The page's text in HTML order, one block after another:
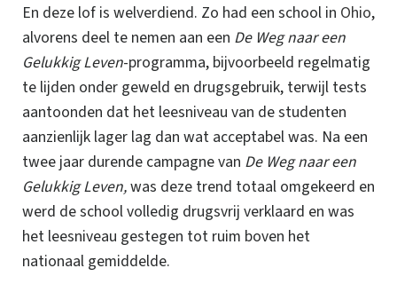
En deze lof is welverdiend. Zo had een school in Ohio,
alvorens deel te nemen aan een De Weg naar een
Gelukkig Leven-programma, bijvoorbeeld regelmatig
te lijden onder geweld en drugsgebruik, terwijl tests
aantoonden dat het leesniveau van de studenten
aanzienlijk lager lag dan wat acceptabel was. Na een
twee jaar durende campagne van De Weg naar een
Gelukkig Leven,was deze trend totaal omgekeerd en
werd de school volledig drugsvrij verklaard en was
het leesniveau gestegen tot ruim boven het
nationaal gemiddelde.